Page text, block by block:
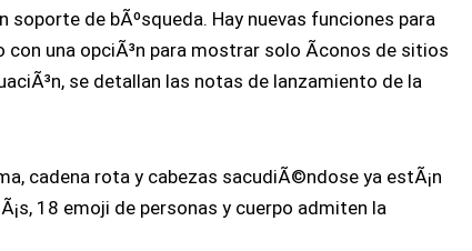
de bÃºsqueda. Hay nuevas funciones para
una opciÃ³n para mostrar solo Ã­conos de sitios
se detallan las notas de lanzamiento de la
cadena rota y cabezas sacudiÃ©ndose ya estÃ¡n
18 emoji de personas y cuerpo admiten la